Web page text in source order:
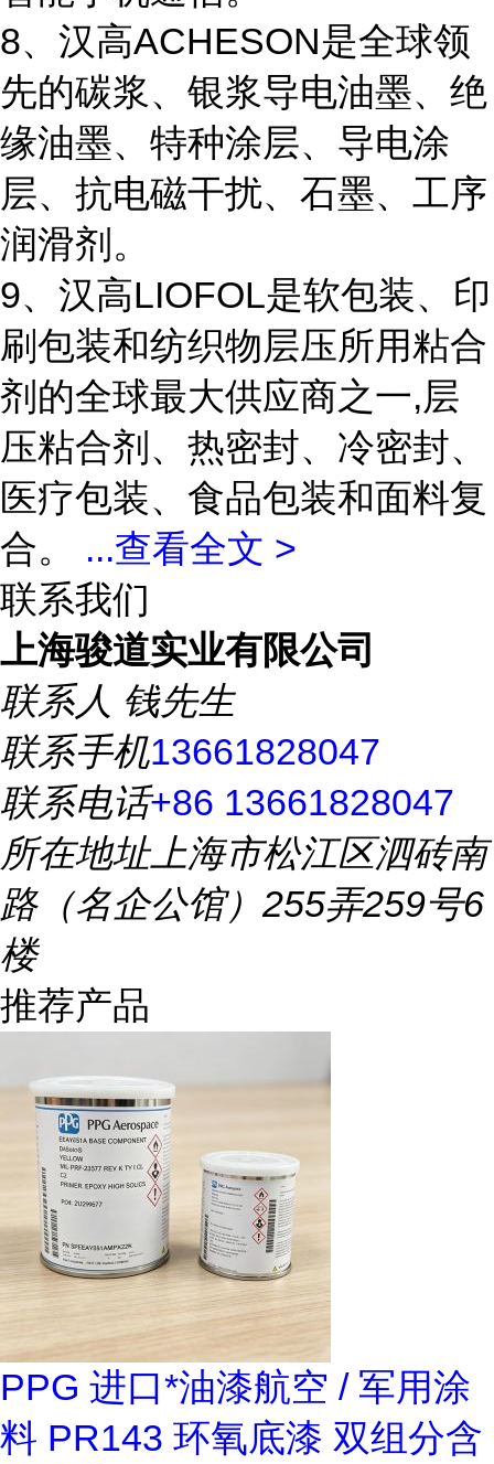
8、汉高ACHESON是全球领
先的碳浆、银浆导电油墨、绝
缘油墨、特种涂层、导电涂
层、抗电磁干扰、石墨、工序
润滑剂。
9、汉高LIOFOL是软包装、印
刷包装和纺织物层压所用粘合
剂的全球最大供应商之一,层
压粘合剂、热密封、冷密封、
医疗包装、食品包装和面料复
合。 ...查看全文 >
联系我们
上海骏道实业有限公司
联系人 钱先生
联系手机13661828047
联系电话+86 13661828047
所在地址上海市松江区泗砖南
路（名企公馆）255弄259号6
楼
推荐产品
PPG 进口*油漆航空 / 军用涂
料 PR143 环氧底漆 双组分含